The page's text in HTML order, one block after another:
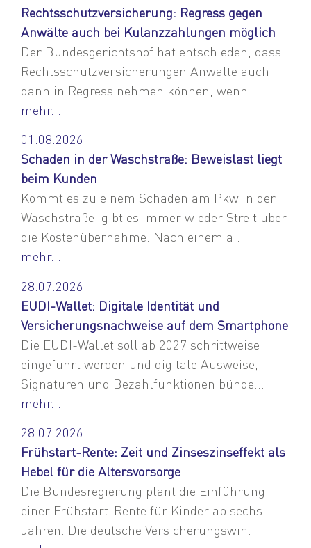
Rechtsschutzversicherung: Regress gegen
Anwälte auch bei Kulanzzahlungen möglich
Der Bundesgerichtshof hat entschieden, dass
Rechtsschutzversicherungen Anwälte auch
dann in Regress nehmen können, wenn...
mehr...
01.08.2026
Schaden in der Waschstraße: Beweislast liegt
beim Kunden
Kommt es zu einem Schaden am Pkw in der
Waschstraße, gibt es immer wieder Streit über
die Kostenübernahme. Nach einem a...
mehr...
28.07.2026
EUDI-Wallet: Digitale Identität und
Versicherungsnachweise auf dem Smartphone
Die EUDI-Wallet soll ab 2027 schrittweise
eingeführt werden und digitale Ausweise,
Signaturen und Bezahlfunktionen bünde...
mehr...
28.07.2026
Frühstart-Rente: Zeit und Zinseszinseffekt als
Hebel für die Altersvorsorge
Die Bundesregierung plant die Einführung
einer Frühstart-Rente für Kinder ab sechs
Jahren. Die deutsche Versicherungswir...